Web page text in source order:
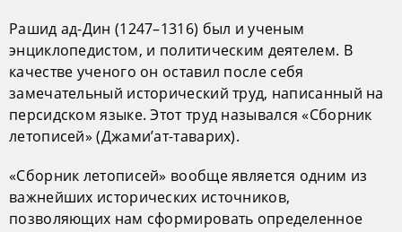
Рашид ад-Дин (1247–1316) был и ученым
энциклопедистом, и политическим деятелем. В
качестве ученого он оставил после себя
замечательный исторический труд, написанный на
персидском языке. Этот труд назывался «Сборник
летописей» (Джами’ат-таварих).
«Сборник летописей» вообще является одним из
важнейших исторических источников,
позволяющих нам сформировать определенное